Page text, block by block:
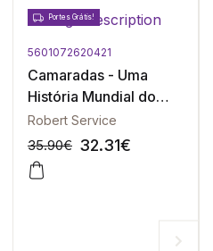
Portes Grátis!
5601072620421
Camaradas - Uma
História Mundial do
Comunismo
Robert Service
35.90€ 32.31€